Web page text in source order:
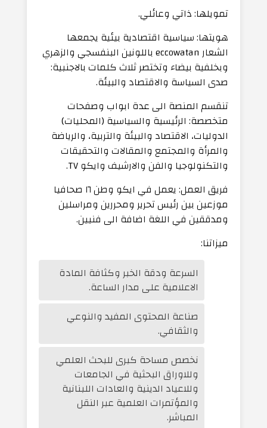
تمويلها: ذاتي وعائلي.
هويتها: سياسية اقتصادية بيئية يجمعها
الشعار eccowatan باللونين البنفسجي والزهري
وبخلفية بيضاء وتختصر ثلاث كلمات بالاجنبية:
صدى السياسة والاقتصاد والبيئة.
تنقسم المنصة الى عدة ابواب وصفحات
متخصصة: الرئيسية والسياسية (المحليات)
الدوليات، الاقتصاد والبيئة والتربية، والرياضة
والمرأة والمجتمع والمقالات والتحقيقات
والتكنولوجيا والفن والارشيف وايكو TV.
فريق العمل: يعمل في ايكو وطن ١٦ صحافيا
موزعين بين رئيس تحرير ومحررين ومراسلين
ومدققين في اللغة اضافة الى فنيين.
ميزاتنا:
السرعة ودقة الخبر وكثافة المادة
الاعلامية على مدار الساعة.
صناعة المحتوى المفيد والنوعي
والثقافي.
نخصص مساحة كبرى للبحث العلمي
وللاوراق البحثية في الجامعات
وللاعياد الدينية والعادات اللبنانية
والمؤتمرات العلمية عبر النقل
المباشر.